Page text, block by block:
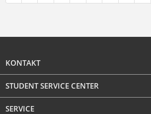
KONTAKT
STUDENT SERVICE CENTER
SERVICE